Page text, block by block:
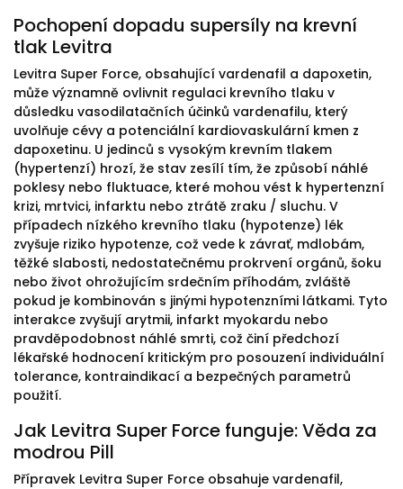
Pochopení dopadu supersíly na krevní
tlak Levitra
Levitra Super Force, obsahující vardenafil a dapoxetin,
může významně ovlivnit regulaci krevního tlaku v
důsledku vasodilatačních účinků vardenafilu, který
uvolňuje cévy a potenciální kardiovaskulární kmen z
dapoxetinu. U jedinců s vysokým krevním tlakem
(hypertenzí) hrozí, že stav zesílí tím, že způsobí náhlé
poklesy nebo fluktuace, které mohou vést k hypertenzní
krizi, mrtvici, infarktu nebo ztrátě zraku / sluchu. V
případech nízkého krevního tlaku (hypotenze) lék
zvyšuje riziko hypotenze, což vede k závrať, mdlobám,
těžké slabosti, nedostatečnému prokrvení orgánů, šoku
nebo život ohrožujícím srdečním příhodám, zvláště
pokud je kombinován s jinými hypotenzními látkami. Tyto
interakce zvyšují arytmii, infarkt myokardu nebo
pravděpodobnost náhlé smrti, což činí předchozí
lékařské hodnocení kritickým pro posouzení individuální
tolerance, kontraindikací a bezpečných parametrů
použití.
Jak Levitra Super Force funguje: Věda za
modrou Pill
Přípravek Levitra Super Force obsahuje vardenafil,